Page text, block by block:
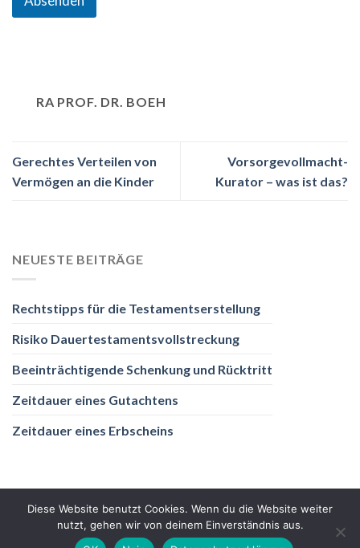
RA PROF. DR. BOEH
Gerechtes Verteilen von
Vermögen an die Kinder
Vorsorgevollmacht-
Kurator – was ist das?
NEUESTE BEITRÄGE
Rechtstipps für die Testamentserstellung
Risiko Dauertestamentsvollstreckung
Beeinträchtigende Schenkung und Rücktritt
Zeitdauer eines Gutachtens
Zeitdauer eines Erbscheins
DATENSCHUTZ IMPRESSUM
Diese Website benutzt Cookies. Wenn du die Website weiter
nutzt, gehen wir von deinem Einverständnis aus.